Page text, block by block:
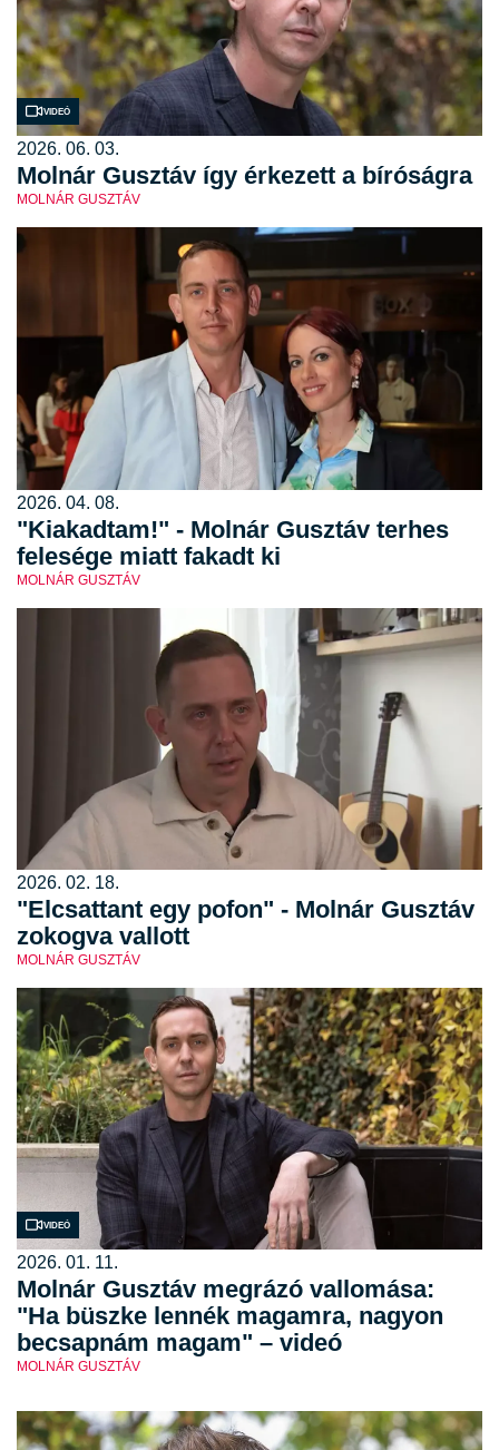
Videó
2026. 06. 03.
Molnár Gusztáv így érkezett a bíróságra
MOLNÁR GUSZTÁV
2026. 04. 08.
"Kiakadtam!" - Molnár Gusztáv terhes
felesége miatt fakadt ki
MOLNÁR GUSZTÁV
2026. 02. 18.
"Elcsattant egy pofon" - Molnár Gusztáv
zokogva vallott
MOLNÁR GUSZTÁV
Videó
2026. 01. 11.
Molnár Gusztáv megrázó vallomása:
"Ha büszke lennék magamra, nagyon
becsapnám magam" – videó
MOLNÁR GUSZTÁV